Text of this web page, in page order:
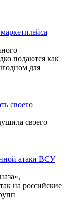
подаются как
для
своего
своего
атаки ВСУ
на российские